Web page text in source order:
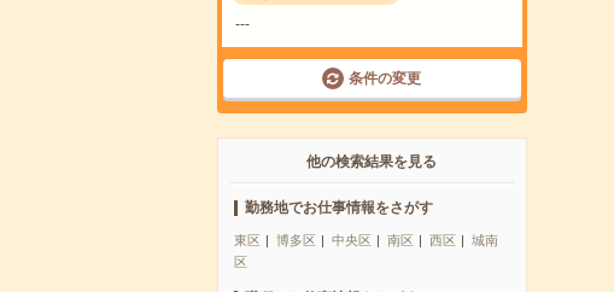
---
条件の変更
他の検索結果を見る
勤務地でお仕事情報をさがす
東区 博多区 中央区 南区 西区
城南
区